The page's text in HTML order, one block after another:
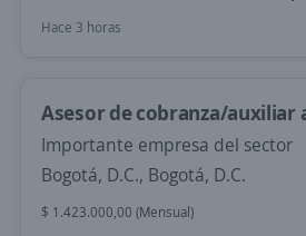
Hace 3 horas
Asesor de cobranza/
Importante empresa del sector
Bogotá, D.C., Bogotá, D.C.
$ 1.423.000,00 (Mensual)